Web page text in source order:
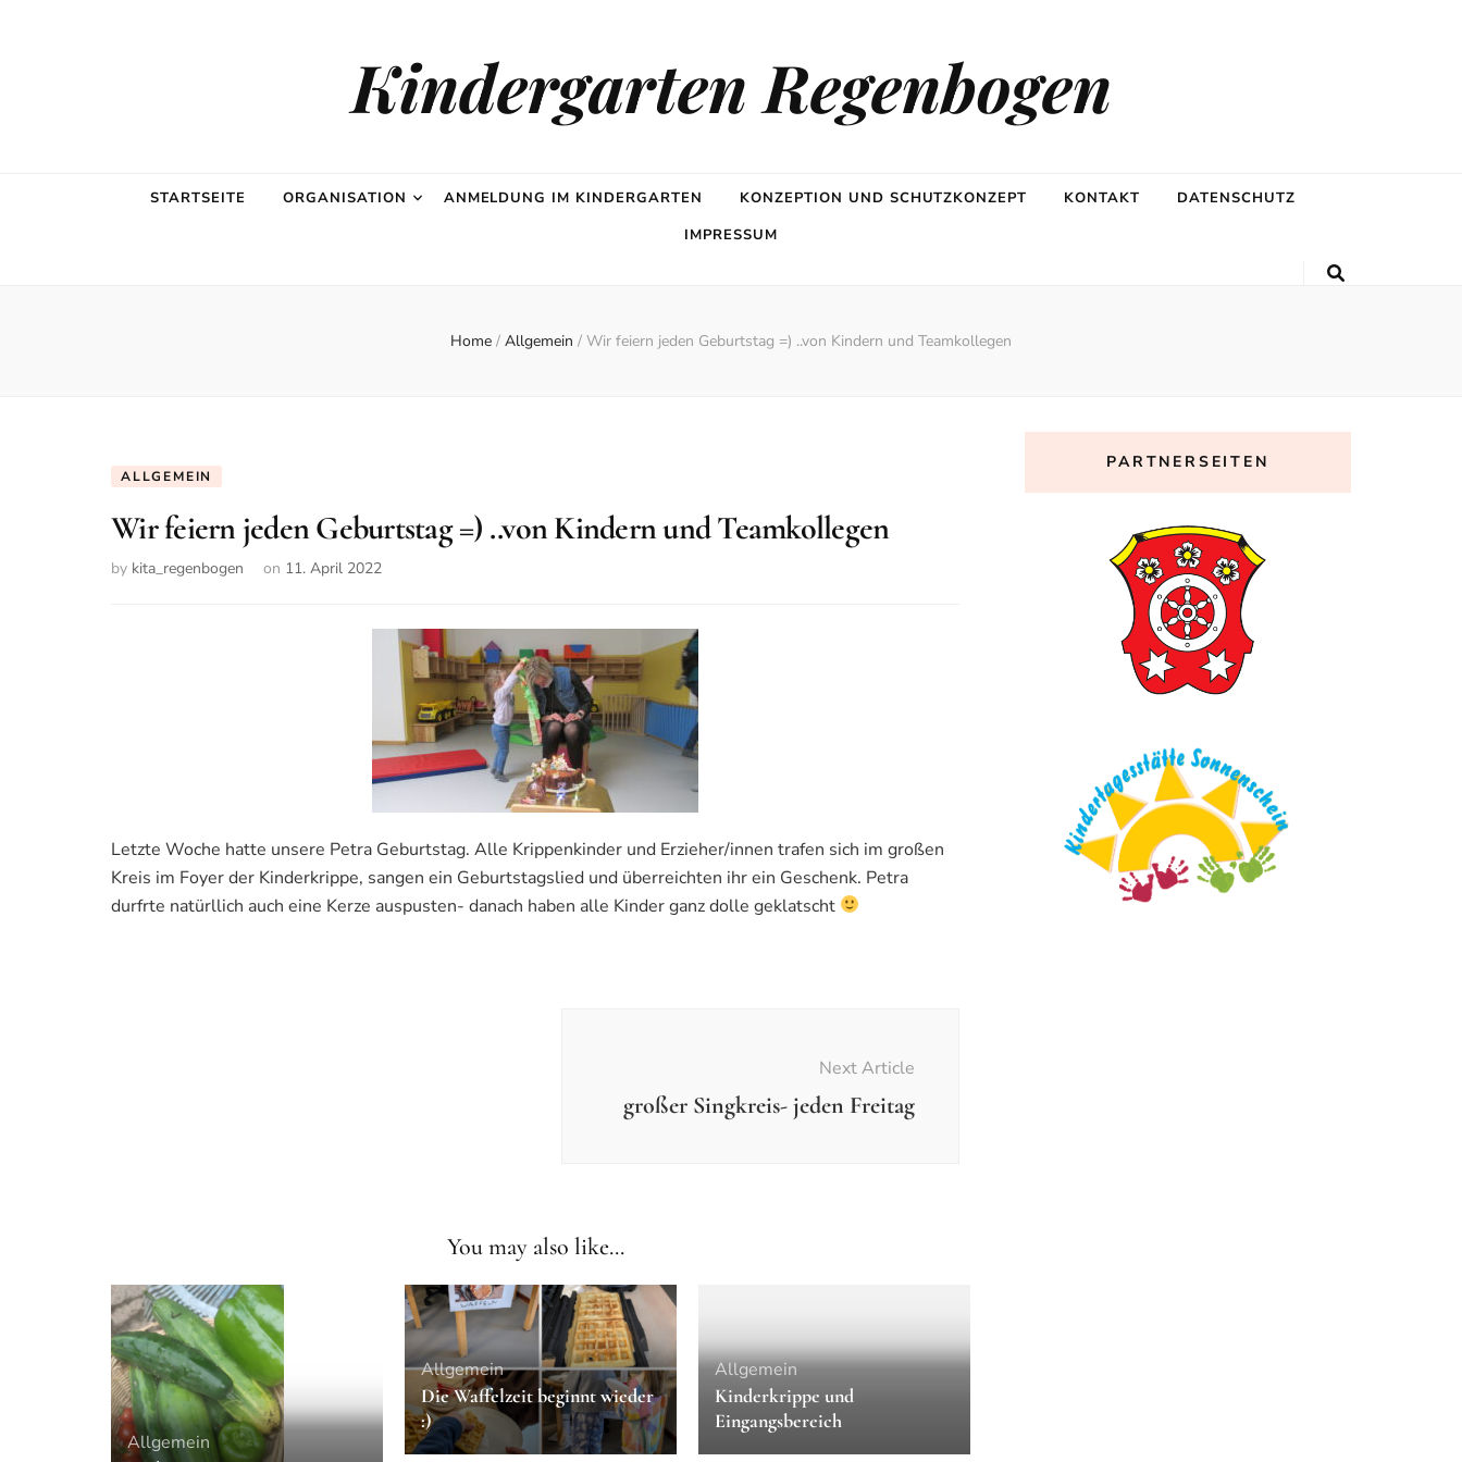
Kindergarten Regenbogen
STARTSEITE ORGANISATION ANMELDUNG IM KINDERGARTEN KONZEPTION UND SCHUTZKONZEPT KONTAKT
DATENSCHUTZ
IMPRESSUM
Home / Allgemein / Wir feiern jeden Geburtstag =) ..von Kindern und Teamkollegen
ALLGEMEIN
Wir feiern jeden Geburtstag =) ..von Kindern und Teamkollegen
by kita_regenbogen on 11. April 2022
Letzte Woche hatte unsere Petra Geburtstag. Alle Krippenkinder und Erzieher/innen trafen sich im großen
Kreis im Foyer der Kinderkrippe, sangen ein Geburtstagslied und überreichten ihr ein Geschenk. Petra
durfrte natürllich auch eine Kerze auspusten- danach haben alle Kinder ganz dolle geklatscht
Next Article
großer Singkreis- jeden Freitag
You may also like...
Allgemein
Allgemein
Die Waffelzeit beginnt wieder
:)
Allgemein
Kinderkrippe und
Eingangsbereich
PARTNERSEITEN